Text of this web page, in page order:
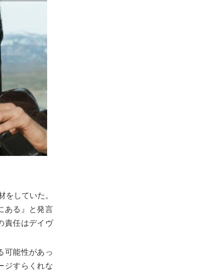
していた。
ある』と発言
責任はデイヴ
可能性があっ
ジすらくれな